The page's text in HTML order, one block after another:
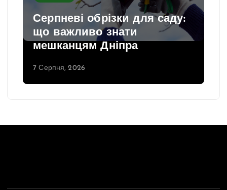
Серпневі обрізки для саду:
що важливо знати
мешканцям Дніпра
7 Серпня, 2026